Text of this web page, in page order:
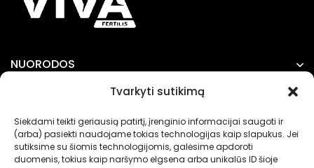
Tvarkyti sutikimą
Siekdami teikti geriausią patirtį, įrenginio informacijai saugoti ir
(arba) pasiekti naudojame tokias technologijas kaip slapukus. Jei
sutiksime su šiomis technologijomis, galėsime apdoroti
duomenis, tokius kaip naršymo elgsena arba unikalūs ID šioje
NUORODOS
INFORMACIJA